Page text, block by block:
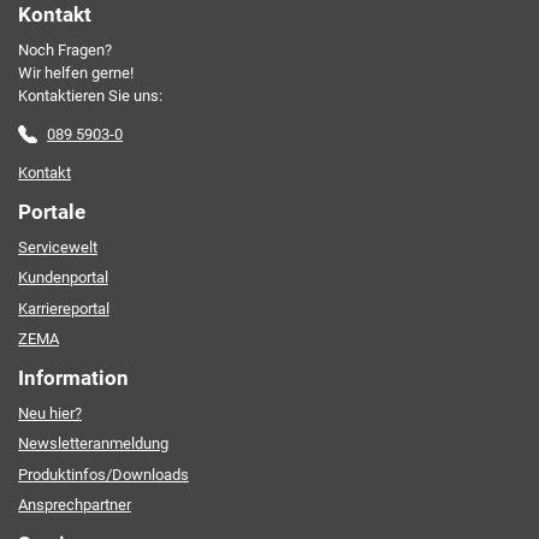
Kontakt
Noch Fragen?
Wir helfen gerne!
Kontaktieren Sie uns:
089 5903-0
Kontakt
Portale
Servicewelt
Kundenportal
Karriereportal
ZEMA
Information
Neu hier?
Newsletteranmeldung
Produktinfos/Downloads
Ansprechpartner